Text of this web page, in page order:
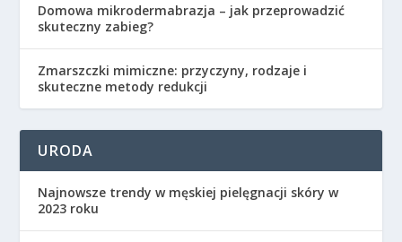
Domowa mikrodermabrazja – jak przeprowadzić
skuteczny zabieg?
Zmarszczki mimiczne: przyczyny, rodzaje i
skuteczne metody redukcji
URODA
Najnowsze trendy w męskiej pielęgnacji skóry w
2023 roku